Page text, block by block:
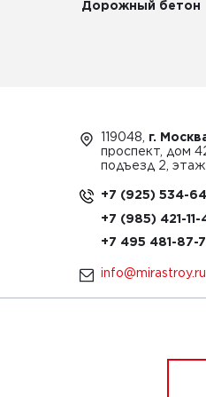
Дорожный бетон
119048, г.
проспект, дом
подъезд 2,
+7 (925) 534-
+7 (985) 421-11-
+7 495 481-87-
info@mirastroy.ru